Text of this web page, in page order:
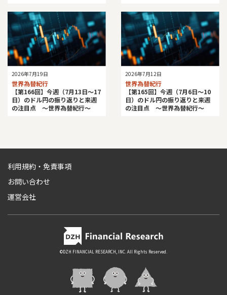
2026年7月19日
世界為替紀行
【第166回】今週（7月13日～17
日）のドル円の振り返りと来週
の注目点 ～世界為替紀行～
2026年7月12日
世界為替紀行
【第165回】今週（7月6日～10
日）のドル円の振り返りと来週
の注目点 ～世界為替紀行～
利用規約・免責事項
お問い合わせ
運営会社
©DZH FINANCIAL RESEARCH, INC. All Rights Reserved.